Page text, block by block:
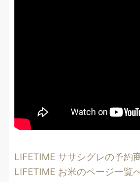
LIFETIME ササシグレの予約
LIFETIME お米のページ一覧